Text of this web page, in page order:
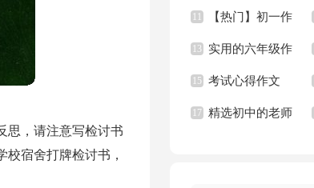
思，请注意写检讨书
宿舍打牌检讨书，
【推荐】
11 【热门】初一作
文汇总10篇
13 实用的六年级作
文集合5篇
15 考试心得作文
17 精选初中的老师